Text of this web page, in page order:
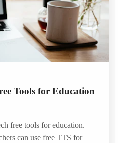
Tools for Education
free tools for education.
can use free TTS for